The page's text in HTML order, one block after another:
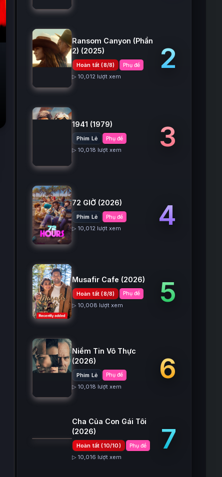
Ransom Canyon (Phần
2) (2025)
Hoàn tất (8/8) Phụ đề
▷ 10,012 lượt xem
2
1941 (1979)
Phim Lẻ Phụ đề
▷ 10,018 lượt xem 3
72 GIỜ (2026)
Phim Lẻ Phụ đề
▷ 10,012 lượt xem 4
Musafir Cafe (2026)
Hoàn tất (8/8) Phụ đề
▷ 10,008 lượt xem 5
Niềm Tin Vô Thực
(2026)
Phim Lẻ Phụ đề
▷ 10,018 lượt xem
6
Cha Của Con Gái Tôi
(2026)
Hoàn tất (10/10) Phụ đề
▷ 10,016 lượt xem
7